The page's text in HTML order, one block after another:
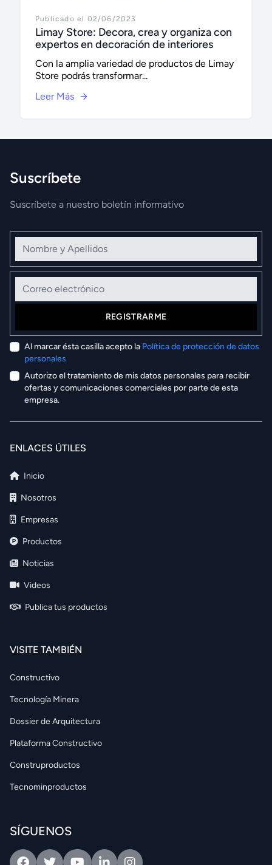
Publicado el 02/06/2023
Limay Store: Decora, crea y organiza con
expertos en decoración de interiores
Con la amplia variedad de productos de Limay
Store podrás transformar...
Leer Más
Suscríbete
Suscríbete a nuestro boletín informativo
Nombre y Apellidos
Correo electrónico
REGISTRARME
Al marcar ésta casilla acepto la Política de protección de datos
personales
Autorizo el tratamiento de mis datos personales para recibir
ofertas y comunicaciones comerciales por parte de esta
empresa.
ENLACES ÚTILES
Inicio
Nosotros
Empresas
Productos
Noticias
Videos
Publica tus productos
VISITE TAMBIÉN
Constructivo
Tecnología Minera
Dossier de Arquitectura
Plataforma Constructivo
Construproductos
Tecnominproductos
SÍGUENOS
FacebookTwitterYoutubeLinkedinIntagram